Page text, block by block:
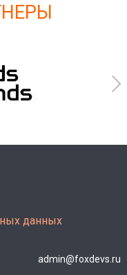
данных
admin@foxdevs.ru